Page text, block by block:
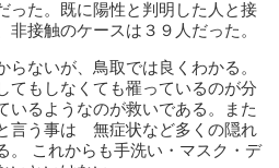
た。既に陽性と判明した人と接
接触のケースは３９人だった。
ないが、鳥取では良くわかる。
てもしなくても罹っているのが分
いるようなのが救いである。また
言う事は 無症状など多くの隠れ
。 これからも手洗い・マスク・デ